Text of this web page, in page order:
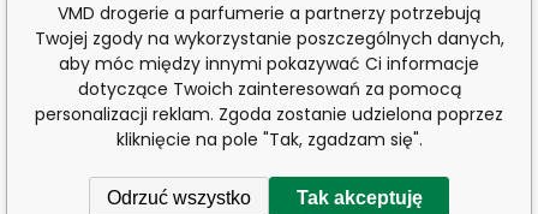
VMD drogerie a parfumerie a partnerzy potrzebują
Twojej zgody na wykorzystanie poszczególnych danych,
aby móc między innymi pokazywać Ci informacje
dotyczące Twoich zainteresowań za pomocą
personalizacji reklam. Zgoda zostanie udzielona poprzez
kliknięcie na pole "Tak, zgadzam się".
Odrzuć wszystko Tak akceptuję